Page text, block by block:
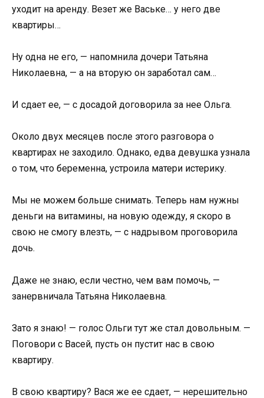
уходит на аренду. Везет же Ваське… у него две
квартиры…
Ну одна не его, — напомнила дочери Татьяна
Николаевна, — а на вторую он заработал сам…
И сдает ее, — с досадой договорила за нее Ольга.
Около двух месяцев после этого разговора о
квартирах не заходило. Однако, едва девушка узнала
о том, что беременна, устроила матери истерику.
Мы не можем больше снимать. Теперь нам нужны
деньги на витамины, на новую одежду, я скоро в
свою не смогу влезть, — с надрывом проговорила
дочь.
Даже не знаю, если честно, чем вам помочь, —
занервничала Татьяна Николаевна.
Зато я знаю! — голос Ольги тут же стал довольным. —
Поговори с Васей, пусть он пустит нас в свою
квартиру.
В свою квартиру? Вася же ее сдает, — нерешительно